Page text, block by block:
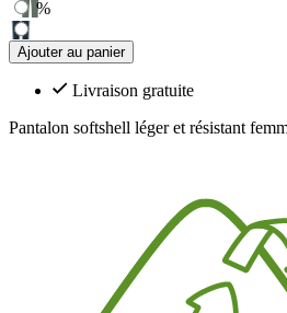
%
Ajouter au panier
Livraison gratuite
Pantalon softshell léger et résistant